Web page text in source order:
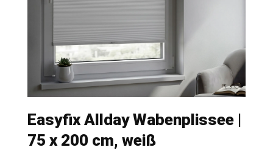
Easyfix Allday Wabenplissee |
75 x 200 cm, weiß